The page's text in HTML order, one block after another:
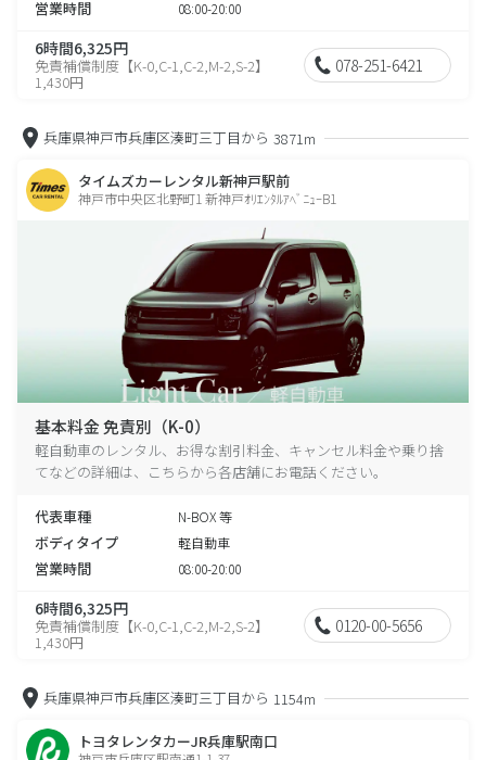
営業時間 08:00-20:00
6時間6,325円
免責補償制度【K-0,C-1,C-2,M-2,S-2】
1,430円
078-251-6421
兵庫県神戸市兵庫区湊町三丁目から 3871m
タイムズカーレンタル新神戸駅前
神戸市中央区北野町1 新神戸ｵﾘｴﾝﾀﾙｱﾍﾞﾆｭｰB1
基本料金 免責別（K-0）
軽自動車のレンタル、お得な割引料金、キャンセル料金や乗り捨
てなどの詳細は、こちらから各店舗にお電話ください。
代表車種 N-BOX 等
ボディタイプ 軽自動車
営業時間 08:00-20:00
6時間6,325円
免責補償制度【K-0,C-1,C-2,M-2,S-2】
1,430円
0120-00-5656
兵庫県神戸市兵庫区湊町三丁目から 1154m
トヨタレンタカーJR兵庫駅南口